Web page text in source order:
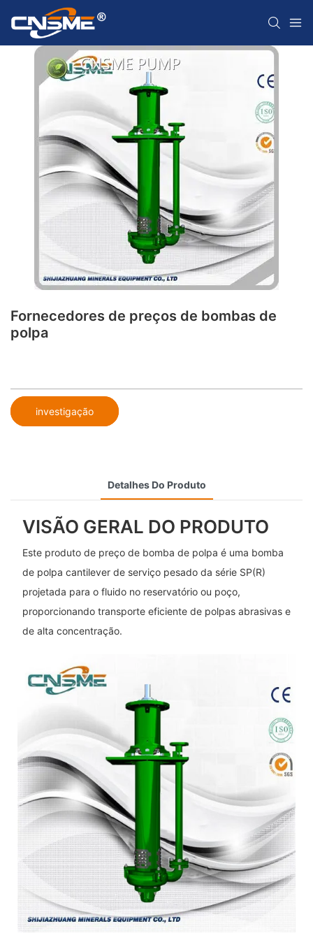
Fornecedores de preços de bombas de
polpa
investigação
Detalhes Do Produto
VISÃO GERAL DO PRODUTO
Este produto de preço de bomba de polpa é uma bomba
de polpa cantilever de serviço pesado da série SP(R)
projetada para o fluido no reservatório ou poço,
proporcionando transporte eficiente de polpas abrasivas e
de alta concentração.